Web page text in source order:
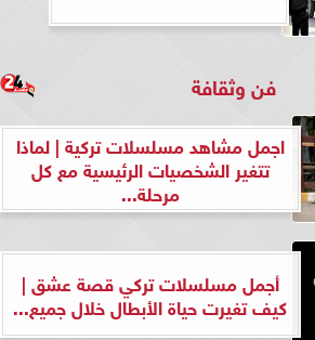
فن وثقافة
اجمل مشاهد مسلسلات تركية | لماذا
تتغير الشخصيات الرئيسية مع كل
مرحلة...
أجمل مسلسلات تركي قصة عشق |
كيف تغيرت حياة الأبطال خلال جميع...